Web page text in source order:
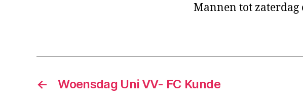
Mannen tot zaterdag
← Woensdag Uni VV- FC Kunde